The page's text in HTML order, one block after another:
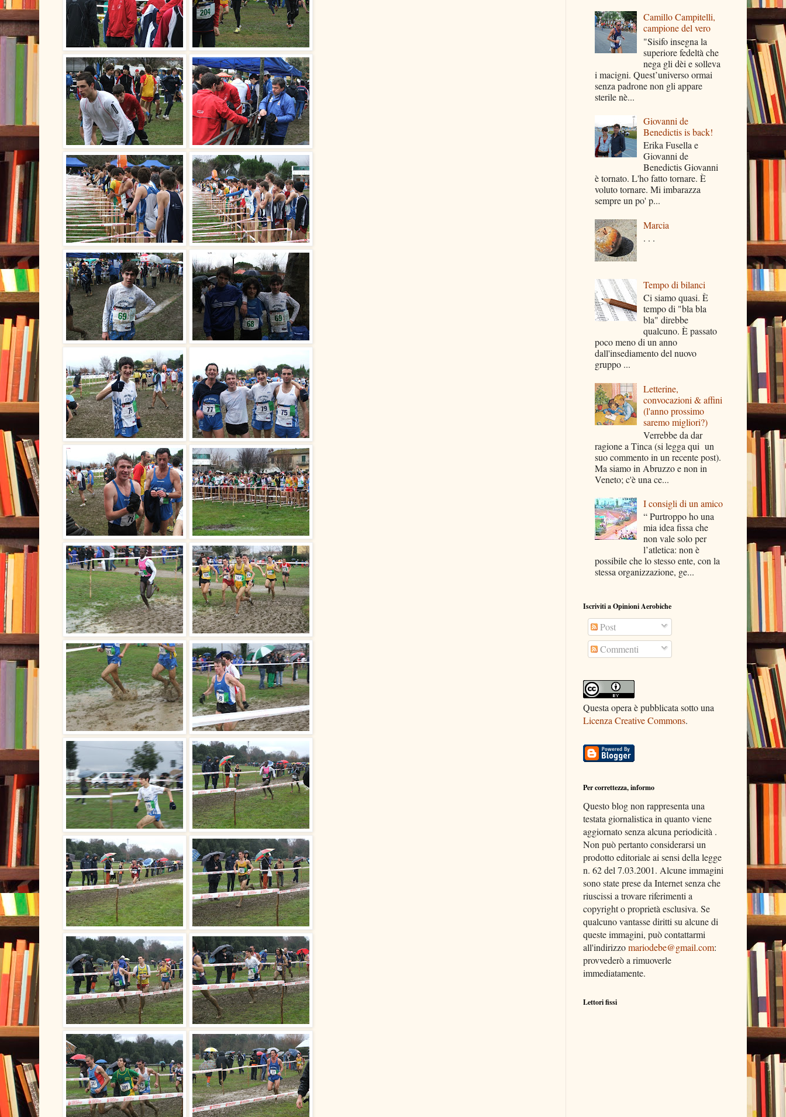
Camillo Campitelli,
campione del vero
"Sisifo insegna la
superiore fedeltà che
nega gli dèi e solleva
i macigni. Quest’universo ormai
senza padrone non gli appare
sterile nè...
Giovanni de
Benedictis is back!
Erika Fusella e
Giovanni de
Benedictis Giovanni
è tornato. L'ho fatto tornare. È
voluto tornare. Mi imbarazza
sempre un po' p...
Marcia
. . .
Tempo di bilanci
Ci siamo quasi. È
tempo di "bla bla
bla" direbbe
qualcuno. È passato
poco meno di un anno
dall'insediamento del nuovo
gruppo ...
Letterine,
convocazioni & affini
(l'anno prossimo
saremo migliori?)
Verrebbe da dar
ragione a Tinca (si legga qui un
suo commento in un recente post).
Ma siamo in Abruzzo e non in
Veneto; c'è una ce...
I consigli di un amico
“ Purtroppo ho una
mia idea fissa che
non vale solo per
l’atletica: non è
possibile che lo stesso ente, con la
stessa organizzazione, ge...
Iscriviti a Opinioni Aerobiche
Post
Commenti
Questa opera è pubblicata sotto una
Licenza Creative Commons.
Per correttezza, informo
Questo blog non rappresenta una
testata giornalistica in quanto viene
aggiornato senza alcuna periodicità .
Non può pertanto considerarsi un
prodotto editoriale ai sensi della legge
n. 62 del 7.03.2001. Alcune immagini
sono state prese da Internet senza che
riuscissi a trovare riferimenti a
copyright o proprietà esclusiva. Se
qualcuno vantasse diritti su alcune di
queste immagini, può contattarmi
all'indirizzomariodebe@gmail.com:
provvederò a rimuoverle
immediatamente.
Lettori fissi